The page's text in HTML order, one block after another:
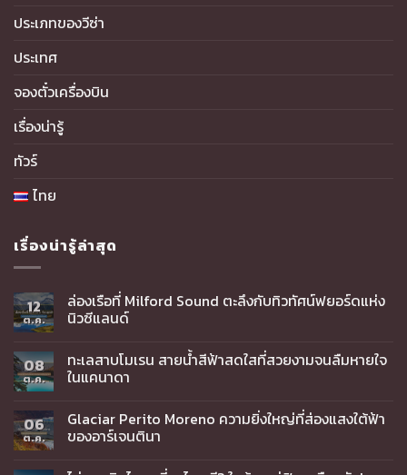
ประเภทของวีซ่า
ประเทศ
จองตั๋วเครื่องบิน
เรื่องน่ารู้
ทัวร์
ไทย
เรื่องน่ารู้ล่าสุด
12
ต.ค.
ล่องเรือที่ Milford Sound ตะลึงกับทิวทัศน์ฟยอร์ดแห่ง
นิวซีแลนด์
08
ต.ค.
ทะเลสาบโมเรน สายน้ำสีฟ้าสดใสที่สวยงามจนลืมหายใจ
ในแคนาดา
06
ต.ค.
Glaciar Perito Moreno ความยิ่งใหญ่ที่ส่องแสงใต้ฟ้า
ของอาร์เจนตินา